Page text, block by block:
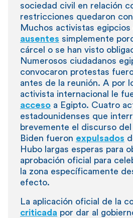
sociedad civil en relación
restricciones quedaron
Muchos activistas
ausentes simplemente
cárcel o se han visto
Numerosos ciudadanos
convocaron protestas
antes de la reunión. A por
activista internacional le
acceso a Egipto. Cuatro
estadounidenses que
brevemente el discurso
Biden fueron expulsados
Hubo largas esperas para
aprobación oficial para
la zona específicamente
efecto.
La aplicación oficial de la
criticada por dar al